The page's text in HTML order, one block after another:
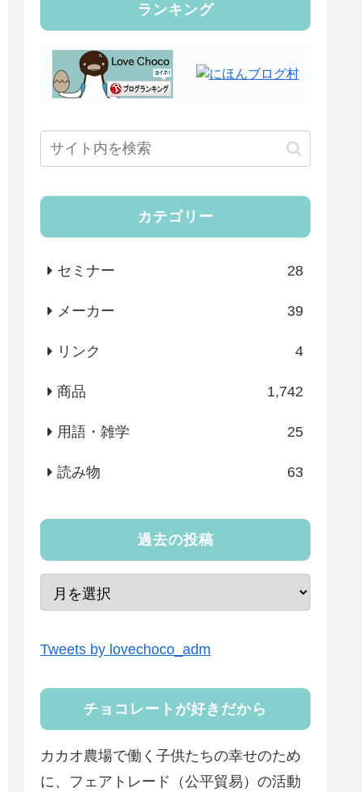
ランキング
カテゴリー
セミナー 28
メーカー 39
リンク 4
商品 1,742
用語・雑学 25
読み物 63
過去の投稿
Tweets by lovechoco_adm
チョコレートが好きだから
カカオ農場で働く子供たちの幸せのため
に、フェアトレード（公平貿易）の活動